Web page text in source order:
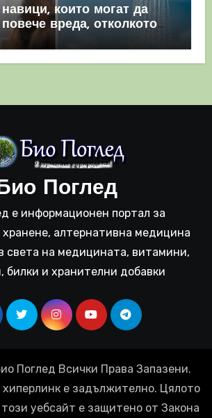
които могат да
вреда, отколкото
Поглед
е информационен портал за
хранене, алтернативна медицина
света на медицината, витамини,
билки и хранителни добавки
Поглед Всички Права Запазени.
хиперлинк е задължително. Цялото
уебсайт е защитено от Закона